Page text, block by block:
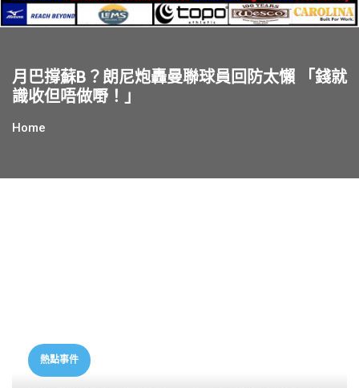
月巴撐蘇B？朗尼炮轟曼聯球員回防太懶 「錢就
識收但唔做嘢！」
Home
熱點事件